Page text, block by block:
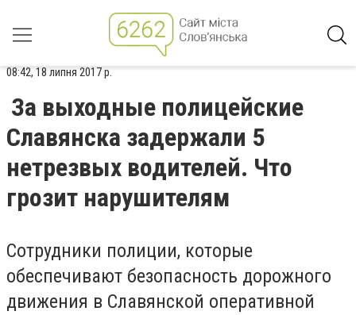
08:42, 18 липня 2017 р.
За выходные полицейские
Славянска задержали 5
нетрезвых водителей. Что
грозит нарушителям
Сотрудники полиции, которые
обеспечивают безопасность дорожного
движения в Славянской оперативной